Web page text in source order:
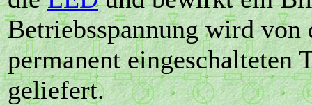
Betriebsspannung wird von
permanent eingeschalteten
geliefert.